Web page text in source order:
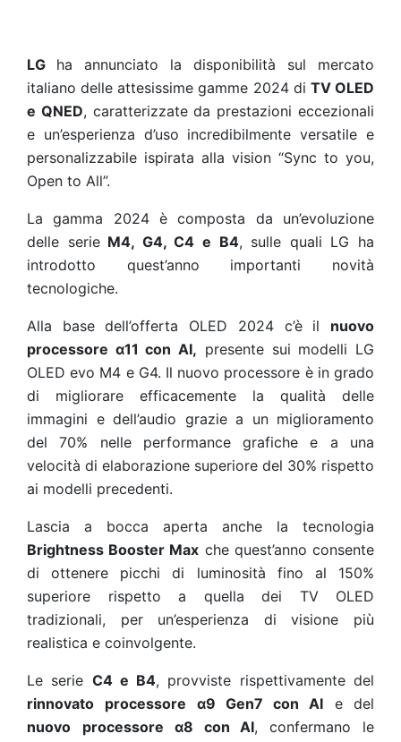
LG ha annunciato la disponibilità sul mercato
italiano delle attesissime gamme 2024 di TV OLED
e QNED, caratterizzate da prestazioni eccezionali
e un’esperienza d’uso incredibilmente versatile e
personalizzabile ispirata alla vision “Sync to you,
Open to All”.
La gamma 2024 è composta da un’evoluzione
delle serieM4, G4, C4 e B4, sulle quali LG ha
introdotto quest’anno importanti novità
tecnologiche.
Alla base dell’offerta OLED 2024 c’è il nuovo
processore α11 con AI, presente sui modelli LG
OLED evo M4 e G4. Il nuovo processore è in grado
di migliorare efficacemente la qualità delle
immagini e dell’audio grazie a un miglioramento
del 70% nelle performance grafiche e a una
velocità di elaborazione superiore del 30% rispetto
ai modelli precedenti.
Lascia a bocca aperta anche la tecnologia
Brightness Booster Max che quest’anno consente
di ottenere picchi di luminosità fino al 150%
superiore rispetto a quella dei TV OLED
tradizionali, per un’esperienza di visione più
realistica e coinvolgente.
Le serie C4 e B4, provviste rispettivamente del
rinnovato
processore α9 Gen7 con AI e del
nuovo
processore α8 con AI, confermano le